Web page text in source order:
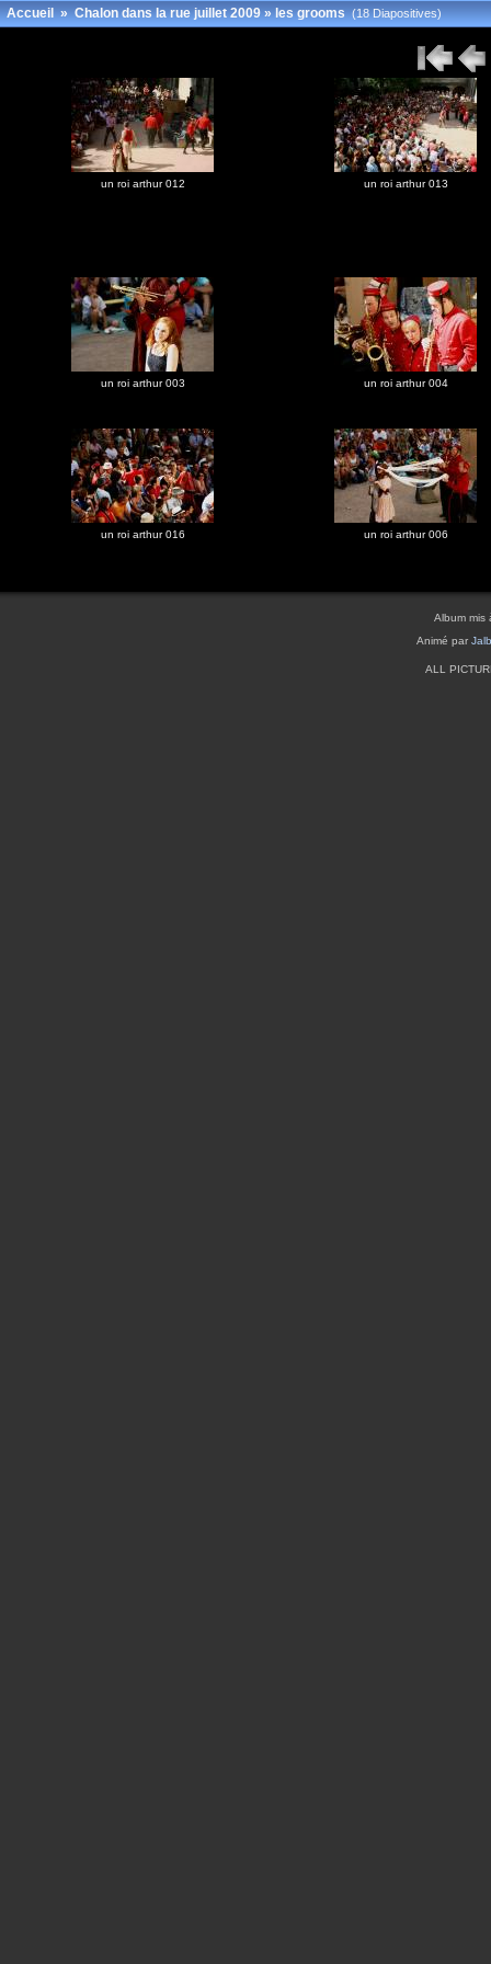
Accueil»Chalon dans la rue juillet 2009»les grooms (18 Diapositives)
un roi arthur 012 un roi arthur 013
un roi arthur 003 un roi arthur 004
un roi arthur 016 un roi arthur 006
Album mis
Animé par
ALL